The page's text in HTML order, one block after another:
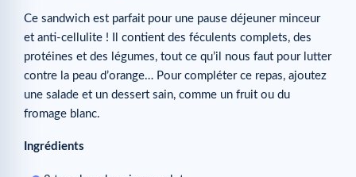
Ce sandwich est parfait pour une pause déjeuner minceur
et anti-cellulite ! Il contient des féculents complets, des
protéines et des légumes, tout ce qu’il nous faut pour lutter
contre la peau d’orange… Pour compléter ce repas, ajoutez
une salade et un dessert sain, comme un fruit ou du
fromage blanc.
Ingrédients